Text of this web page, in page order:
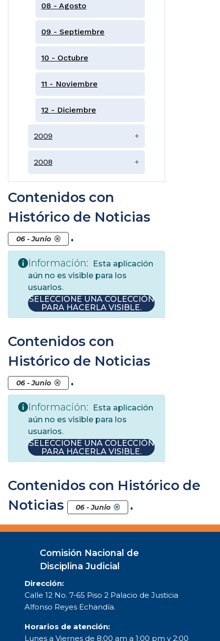
08 - Agosto
09 - Septiembre
10 - Octubre
11 - Noviembre
12 - Diciembre
2009 +
2008 +
Contenidos con
Histórico de Noticias
06 - Junio .
Información:
Esta aplicación
aún no es visible para los
usuarios.
SELECCIONE UNA COLECCIÓN
PARA HACERLA VISIBLE.
Contenidos con
Histórico de Noticias
06 - Junio .
Información:
Esta aplicación
aún no es visible para los
usuarios.
SELECCIONE UNA COLECCIÓN
PARA HACERLA VISIBLE.
Contenidos con Histórico de
Noticias
06 - Junio .
Comisión Nacional de
Disciplina Judicial
Dirección:
Calle 12 No. 7-65 Piso 2 Palacio de Justicia
Alfonso Reyes Echandía.
Horarios de atención:
Lunes a Viernes de 8:00 am a 1:00 pm y 2:00